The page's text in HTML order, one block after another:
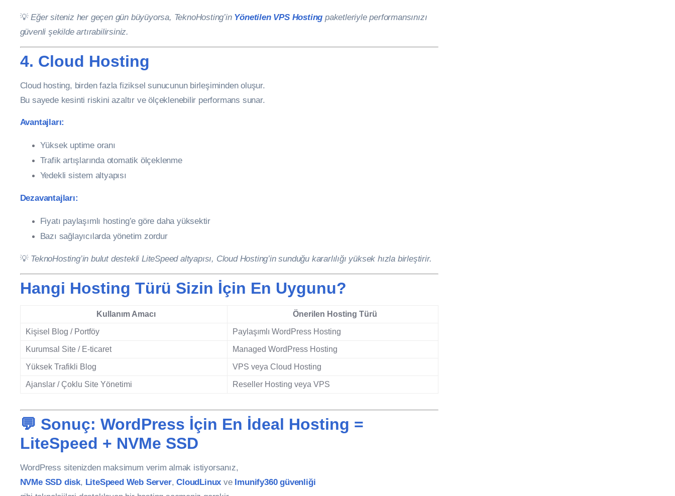
💡Eğer siteniz her geçen gün büyüyorsa, TeknoHosting’in Yönetilen VPS Hosting paketleriyle performansınızı
güvenli şekilde artırabilirsiniz.
4. Cloud Hosting
Cloud hosting, birden fazla fiziksel sunucunun birleşiminden oluşur.
Bu sayede kesinti riskini azaltır ve ölçeklenebilir performans sunar.
Avantajları:
Yüksek uptime oranı
Trafik artışlarında otomatik ölçeklenme
Yedekli sistem altyapısı
Dezavantajları:
Fiyatı paylaşımlı hosting’e göre daha yüksektir
Bazı sağlayıcılarda yönetim zordur
💡 TeknoHosting’in bulut destekli LiteSpeed altyapısı, Cloud Hosting’in sunduğu kararlılığı yüksek hızla birleştirir.
Hangi Hosting Türü Sizin İçin En Uygunu?
Kullanım Amacı Önerilen Hosting Türü
Kişisel Blog / Portföy Paylaşımlı WordPress Hosting
Kurumsal Site / E-ticaret Managed WordPress Hosting
Yüksek Trafikli Blog VPS veya Cloud Hosting
Ajanslar / Çoklu Site Yönetimi Reseller Hosting veya VPS
💬 Sonuç: WordPress İçin En İdeal Hosting =
LiteSpeed + NVMe SSD
WordPress sitenizden maksimum verim almak istiyorsanız,
NVMe SSD disk, LiteSpeed Web Server,CloudLinux ve Imunify360 güvenliği